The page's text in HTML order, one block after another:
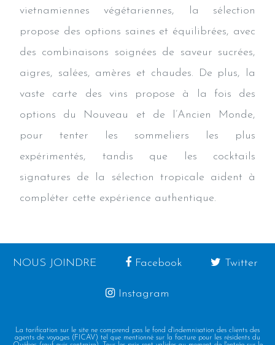
vietnamiennes végétariennes, la sélection
propose des options saines et équilibrées, avec
des combinaisons soignées de saveur sucrées,
aigres, salées, amères et chaudes. De plus, la
vaste carte des vins propose à la fois des
options du Nouveau et de l’Ancien Monde,
pour tenter les sommeliers les plus
expérimentés, tandis que les cocktails
signatures de la sélection tropicale aident à
compléter cette expérience authentique.
NOUS JOINDRE Facebook Twitter
Instagram
La tarification sur le site ne comprend pas le fond d'indemnisation des clients des
agents de voyages (FICAV) tel que mentionné sur la facture pour les résidents du